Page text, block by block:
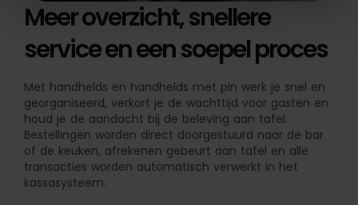
Meer overzicht, snellere
service en een soepel proces
Met handhelds en handhelds met pin werk je snel en
georganiseerd, verkort je de wachttijd voor gasten en
houd je de aandacht bij de beleving aan tafel.
Bestellingen worden direct doorgestuurd naar de bar
of de keuken, afrekenen gebeurt aan tafel en alle
transacties worden automatisch verwerkt in het
kassasysteem.